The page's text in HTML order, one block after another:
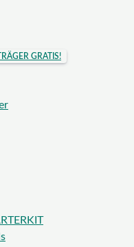
GRATIS!